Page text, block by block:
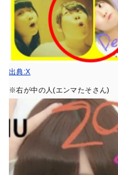
出典:X
※右が中の人(エンマたそさん)